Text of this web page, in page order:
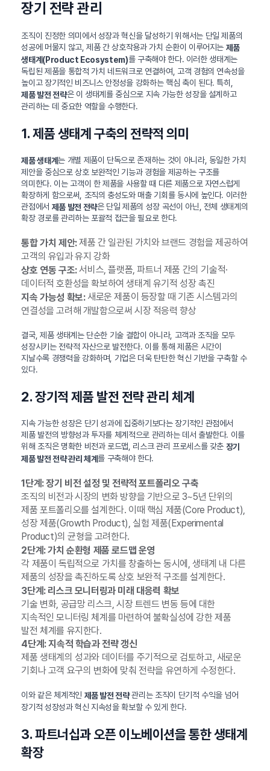
장기 전략 관리
조직이 진정한 의미에서 성장과 혁신을 달성하기 위해서는 단일 제품의
성공에 머물지 않고, 제품 간 상호작용과 가치 순환이 이루어지는 제품
생태계(Product Ecosystem)를 구축해야 한다. 이러한 생태계는
독립된 제품을 통합적 가치 네트워크로 연결하여, 고객 경험의 연속성을
높이고 장기적인 비즈니스 안정성을 강화하는 핵심 축이 된다. 특히,
제품 발전 전략은 이 생태계를 중심으로 지속 가능한 성장을 설계하고
관리하는 데 중요한 역할을 수행한다.
1. 제품 생태계 구축의 전략적 의미
제품 생태계는 개별 제품이 단독으로 존재하는 것이 아니라, 동일한 가치
제안을 중심으로 상호 보완적인 기능과 경험을 제공하는 구조를
의미한다. 이는 고객이 한 제품을 사용할 때 다른 제품으로 자연스럽게
확장하게 함으로써, 조직의 충성도와 매출 기회를 동시에 높인다. 이러한
관점에서 제품 발전 전략은 단일 제품의 성장 곡선이 아닌, 전체 생태계의
확장 경로를 관리하는 포괄적 접근을 필요로 한다.
통합 가치 제안:제품 간 일관된 가치와 브랜드 경험을 제공하여
고객의 유입과 유지 강화
상호 연동 구조:서비스, 플랫폼, 파트너 제품 간의 기술적·
데이터적 호환성을 확보하여 생태계 유기적 성장 촉진
지속 가능성 확보:새로운 제품이 등장할 때 기존 시스템과의
연결성을 고려해 개발함으로써 시장 적응력 향상
결국, 제품 생태계는 단순한 기술 결합이 아니라, 고객과 조직을 모두
성장시키는 전략적 자산으로 발전한다. 이를 통해 제품은 시간이
지날수록 경쟁력을 강화하며, 기업은 더욱 탄탄한 혁신 기반을 구축할 수
있다.
2. 장기적 제품 발전 전략 관리 체계
지속 가능한 성장은 단기 성과에 집중하기보다는 장기적인 관점에서
제품 발전의 방향성과 투자를 체계적으로 관리하는 데서 출발한다. 이를
위해 조직은 명확한 비전과 로드맵, 리스크 관리 프로세스를 갖춘 장기
제품 발전 전략 관리 체계를 구축해야 한다.
1단계: 장기 비전 설정 및 전략적 포트폴리오 구축
조직의 비전과 시장의 변화 방향을 기반으로 3~5년 단위의
제품 포트폴리오를 설계한다. 이때 핵심 제품(Core Product),
성장 제품(Growth Product), 실험 제품(Experimental
Product)의 균형을 고려한다.
2단계: 가치 순환형 제품 로드맵 운영
각 제품이 독립적으로 가치를 창출하는 동시에, 생태계 내 다른
제품의 성장을 촉진하도록 상호 보완적 구조를 설계한다.
3단계: 리스크 모니터링과 미래 대응력 확보
기술 변화, 공급망 리스크, 시장 트렌드 변동 등에 대한
지속적인 모니터링 체계를 마련하여 불확실성에 강한 제품
발전 체계를 유지한다.
4단계: 지속적 학습과 전략 갱신
제품 생태계의 성과와 데이터를 주기적으로 검토하고, 새로운
기회나 고객 요구의 변화에 맞춰 전략을 유연하게 수정한다.
이와 같은 체계적인 제품 발전 전략관리는 조직이 단기적 수익을 넘어
장기적 성장성과 혁신 지속성을 확보할 수 있게 한다.
3. 파트너십과 오픈 이노베이션을 통한 생태계
확장